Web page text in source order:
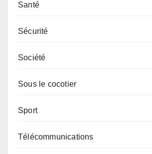
Santé
Sécurité
Société
Sous le cocotier
Sport
Télécommunications